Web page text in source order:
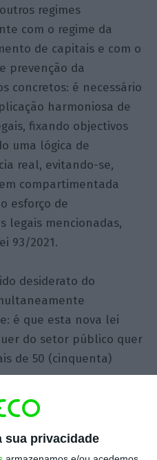
sua privacidade
regimes
com o regime da
de capitais e com o
prevenção da
concretos: é necessário
harmoniosa de
fixando objectivos
uma lógica de
real, evitando-se,
compartimentada
esforço de
legais mencionadas,
93/2021.
desiderato do
é que esta nova lei
do setor público quer
de 50 (cinquenta)
e
âmbito de actividade
de uma óptica de